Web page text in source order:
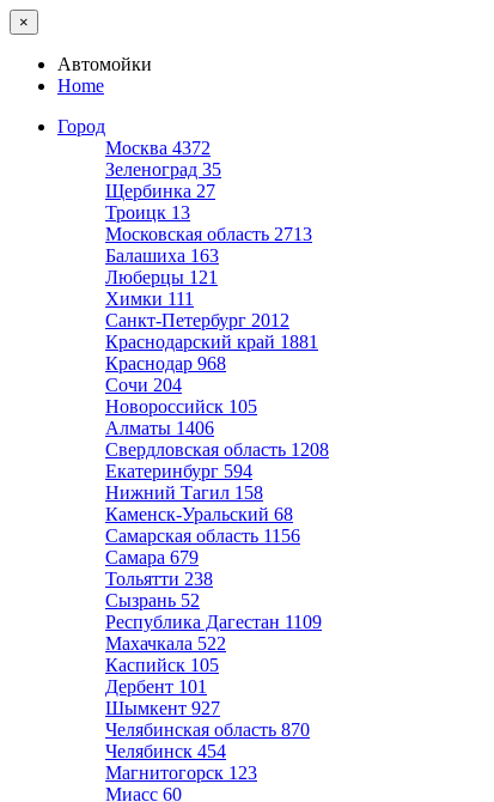
×
Автомойки
Home
Город
Москва 4372
Зеленоград 35
Щербинка 27
Троицк 13
Московская область 2713
Балашиха 163
Люберцы 121
Химки 111
Санкт-Петербург 2012
Краснодарский край 1881
Краснодар 968
Сочи 204
Новороссийск 105
Алматы 1406
Свердловская область 1208
Екатеринбург 594
Нижний Тагил 158
Каменск-Уральский 68
Самарская область 1156
Самара 679
Тольятти 238
Сызрань 52
Республика Дагестан 1109
Махачкала 522
Каспийск 105
Дербент 101
Шымкент 927
Челябинская область 870
Челябинск 454
Магнитогорск 123
Миасс 60